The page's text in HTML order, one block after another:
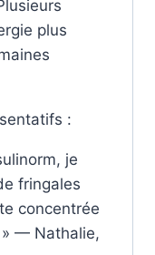
plus
:
je
fringales
concentrée
» — Nathalie,